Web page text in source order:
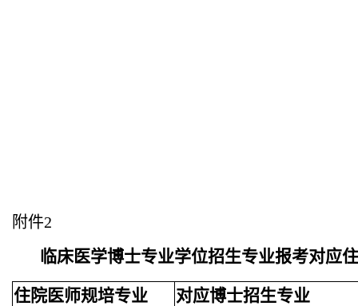
附件2
临床医学博士专业学位招生专业报考对应
住院医师规培专业 对应博士招生专业